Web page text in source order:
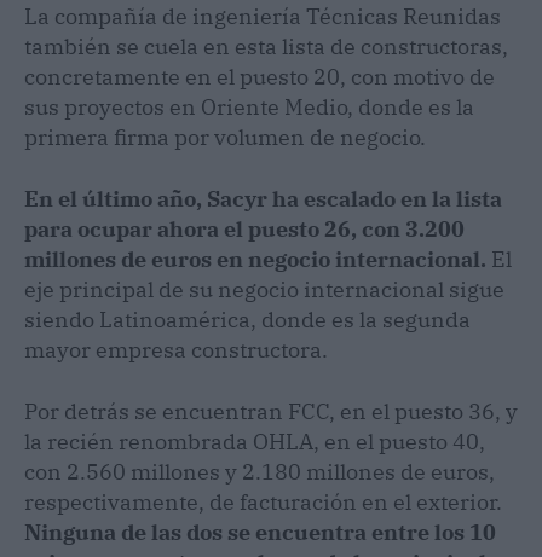
La compañía de ingeniería Técnicas Reunidas
también se cuela en esta lista de constructoras,
concretamente en el puesto 20, con motivo de
sus proyectos en Oriente Medio, donde es la
primera firma por volumen de negocio.
En el último año, Sacyr ha escalado en la lista
para ocupar ahora el puesto 26, con 3.200
millones de euros en negocio internacional. El
eje principal de su negocio internacional sigue
siendo Latinoamérica, donde es la segunda
mayor empresa constructora.
Por detrás se encuentran FCC, en el puesto 36, y
la recién renombrada OHLA, en el puesto 40,
con 2.560 millones y 2.180 millones de euros,
respectivamente, de facturación en el exterior.
Ninguna de las dos se encuentra entre los 10